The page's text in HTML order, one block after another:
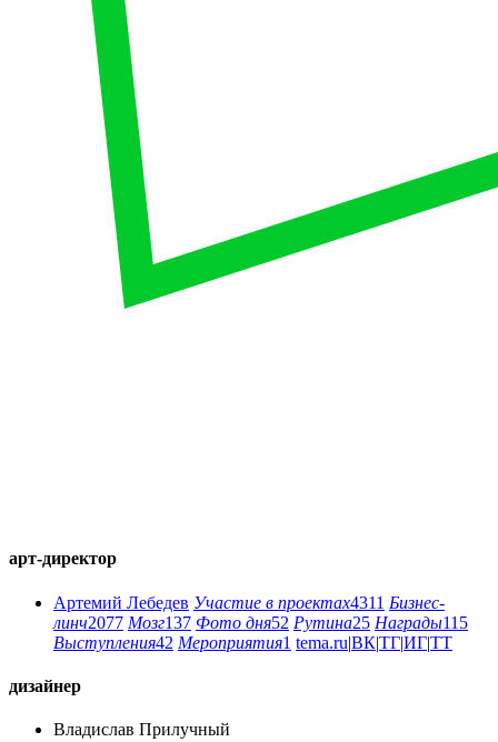
арт-директор
Артемий Лебедев Участие в проектах4311 Бизнес-
линч2077 Мозг137 Фото дня52 Рутина25 Награды115
Выступления42 Мероприятия1 tema.ru|ВК|ТГ|ИГ|ТТ
дизайнер
Владислав Прилучный